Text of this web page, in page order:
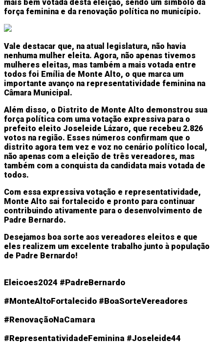
mais bem votada desta eleição, sendo um símbolo da
força feminina e da renovação política no município.
Vale destacar que, na atual legislatura, não havia
nenhuma mulher eleita. Agora, não apenas tivemos
mulheres eleitas, mas também a mais votada entre
todos foi Emília de Monte Alto, o que marca um
importante avanço na representatividade feminina na
Câmara Municipal.
Além disso, o Distrito de Monte Alto demonstrou sua
força política com uma votação expressiva para o
prefeito eleito Joseleide Lázaro, que recebeu 2.826
votos na região. Esses números confirmam que o
distrito agora tem vez e voz no cenário político local,
não apenas com a eleição de três vereadores, mas
também com a conquista da candidata mais votada de
todos.
Com essa expressiva votação e representatividade,
Monte Alto sai fortalecido e pronto para continuar
contribuindo ativamente para o desenvolvimento de
Padre Bernardo.
Desejamos boa sorte aos vereadores eleitos e que
eles realizem um excelente trabalho junto à população
de Padre Bernardo!
Eleicoes2024 #PadreBernardo
#MonteAltoFortalecido #BoaSorteVereadores
#RenovaçãoNaCamara
#RepresentatividadeFeminina #Joseleide44